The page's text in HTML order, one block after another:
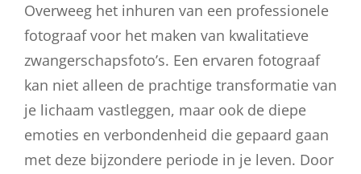
Overweeg het inhuren van een professionele
fotograaf voor het maken van kwalitatieve
zwangerschapsfoto’s. Een ervaren fotograaf
kan niet alleen de prachtige transformatie van
je lichaam vastleggen, maar ook de diepe
emoties en verbondenheid die gepaard gaan
met deze bijzondere periode in je leven. Door